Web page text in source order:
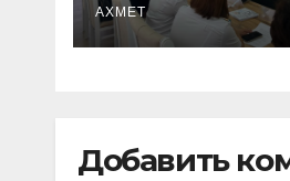
арналған
АХМЕТ
Добавить